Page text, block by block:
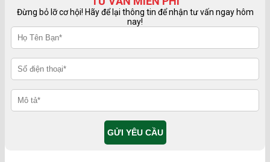
Đừng bỏ lỡ cơ hội! Hãy để lại thông tin để nhận tư vấn ngay hôm
nay!